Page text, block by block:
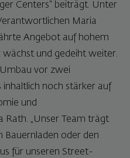
Centers“ beiträgt. Unter
Maria
Angebot auf hohem
wächst und gedeiht weiter.
vor zwei
inhaltlich noch stärker auf
und
Rath. „Unser Team trägt
Bauernladen oder den
für unseren Street-